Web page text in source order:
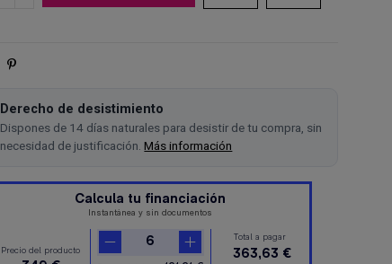
Derecho de desistimiento
Dispones de 14 días naturales para desistir de tu compra, sin
necesidad de justificación.Más información